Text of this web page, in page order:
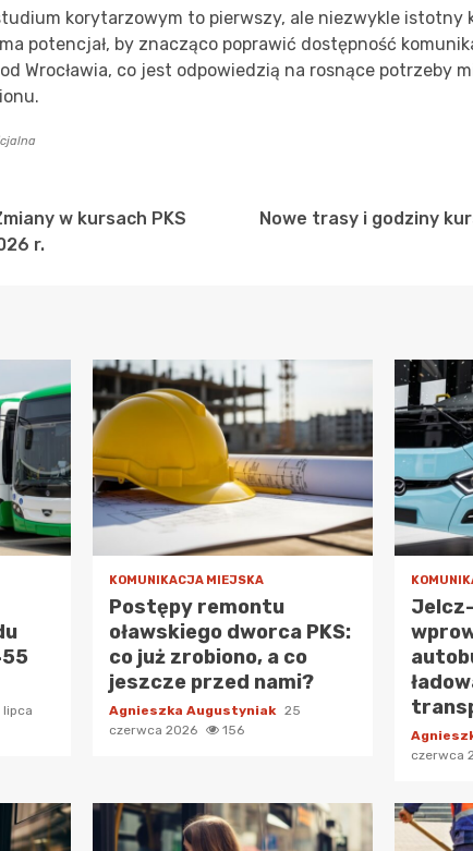
korytarzowym to pierwszy, ale niezwykle istotny
potencjał, by znacząco poprawić dostępność
Wrocławia, co jest odpowiedzią na rosnące potrzeby
w kursach PKS
r.
Nowe trasy i godziny
lipca
KOMUNIKACJA MIEJSKA
Postępy remontu
oławskiego dworca PKS:
co już zrobiono, a co
jeszcze przed nami?
Agnieszka Augustyniak 25
czerwca 2026
156
czerwca